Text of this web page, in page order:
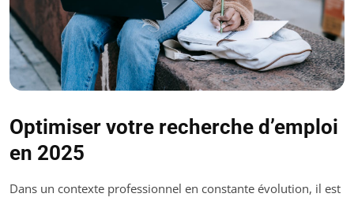
Optimiser votre recherche d’emploi
en 2025
Dans un contexte professionnel en constante évolution, il est